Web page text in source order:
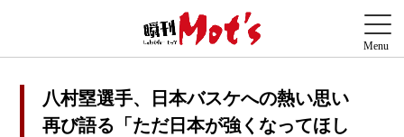
八村塁選手、日本バスケへの熱い思い
再び語る「ただ日本が強くなってほし